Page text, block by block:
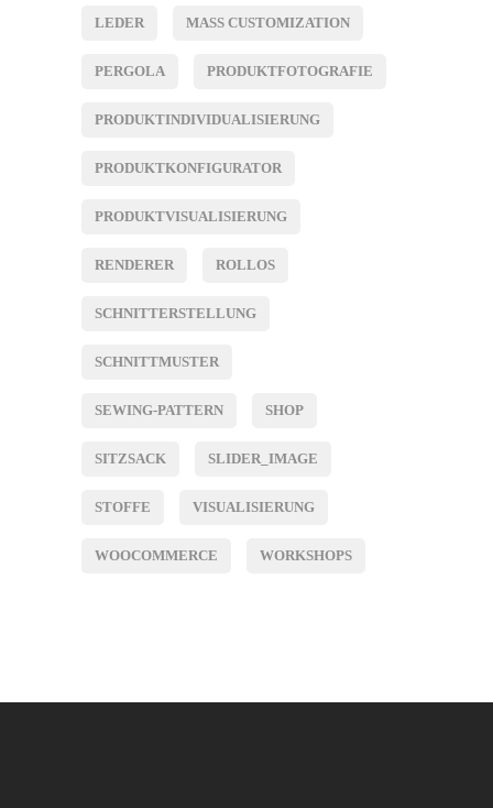
LEDER MASS CUSTOMIZATION
PERGOLA PRODUKTFOTOGRAFIE
PRODUKTINDIVIDUALISIERUNG
PRODUKTKONFIGURATOR
PRODUKTVISUALISIERUNG
RENDERER ROLLOS
SCHNITTERSTELLUNG
SCHNITTMUSTER
SEWING-PATTERN SHOP
SITZSACK SLIDER_IMAGE
STOFFE VISUALISIERUNG
WOOCOMMERCE WORKSHOPS